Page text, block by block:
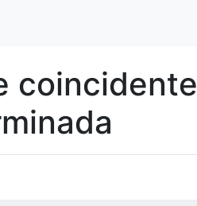
coincidente